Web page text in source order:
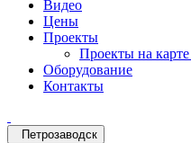
Видео
Цены
Проекты
Проекты на
Оборудование
Контакты
Петрозаводск